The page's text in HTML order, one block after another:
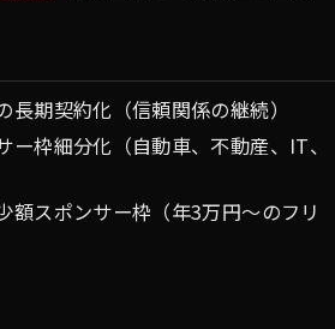
長期契約化（信頼関係の継続）
ー枠細分化（自動車、不動産、IT、
額スポンサー枠（年3万円〜のフリ